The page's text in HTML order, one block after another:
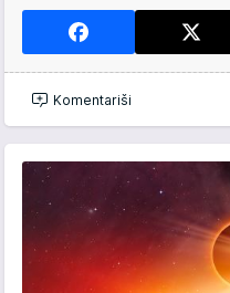
Komentariši